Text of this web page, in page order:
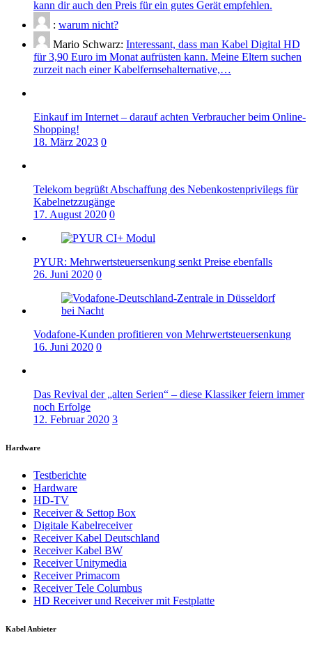
kann dir auch den Preis für ein gutes Gerät empfehlen.
: warum nicht?
Mario Schwarz: Interessant, dass man Kabel Digital HD
für 3,90 Euro im Monat aufrüsten kann. Meine Eltern suchen
zurzeit nach einer Kabelfernsehalternative,…
Einkauf im Internet – darauf achten Verbraucher beim Online-
Shopping!
18. März 2023 0
Telekom begrüßt Abschaffung des Nebenkostenprivilegs für
Kabelnetzzugänge
17. August 2020 0
PYUR: Mehrwertsteuersenkung senkt Preise ebenfalls
26. Juni 2020 0
Vodafone-Kunden profitieren von Mehrwertsteuersenkung
16. Juni 2020 0
Das Revival der „alten Serien“ – diese Klassiker feiern immer
noch Erfolge
12. Februar 2020 3
Hardware
Testberichte
Hardware
HD-TV
Receiver & Settop Box
Digitale Kabelreceiver
Receiver Kabel Deutschland
Receiver Kabel BW
Receiver Unitymedia
Receiver Primacom
Receiver Tele Columbus
HD Receiver und Receiver mit Festplatte
Kabel Anbieter